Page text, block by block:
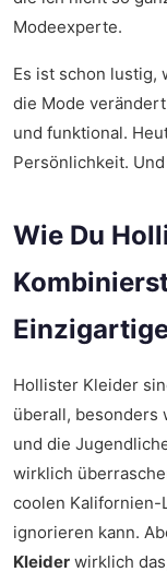
Modeexperte.
Es ist schon lustig,
die Mode
und funktional.
Persönlichkeit. Und
Wie Du
Hollister Kleider
überall, besonders
und die
wirklich
coolen Kalifornien-
ignorieren kann.
Kleider wirklich